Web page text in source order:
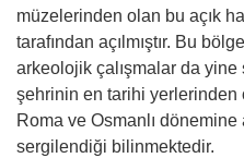
müzelerinden olan bu açık
tarafından açılmıştır. Bu
arkeolojik çalışmalar da
şehrinin en tarihi yerlerinden
Roma ve Osmanlı dönemine
sergilendiği bilinmektedir.